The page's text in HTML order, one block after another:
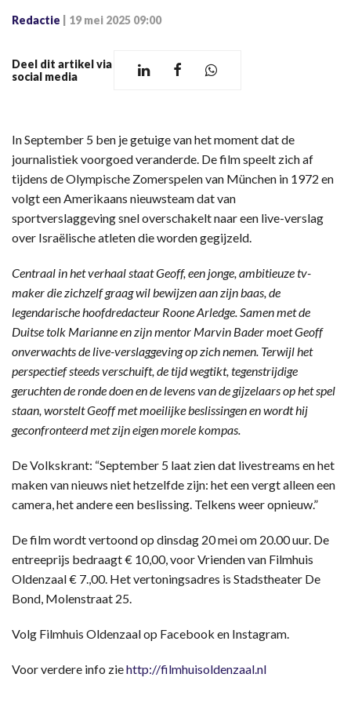
Redactie 19 mei 2025 09:00
Deel dit artikel via
social media
In September 5 ben je getuige van het moment dat de
journalistiek voorgoed veranderde. De film speelt zich af
tijdens de Olympische Zomerspelen van München in 1972 en
volgt een Amerikaans nieuwsteam dat van
sportverslaggeving snel overschakelt naar een live-verslag
over Israëlische atleten die worden gegijzeld.
Centraal in het verhaal staat Geoff, een jonge, ambitieuze tv-
maker die zichzelf graag wil bewijzen aan zijn baas, de
legendarische hoofdredacteur Roone Arledge. Samen met de
Duitse tolk Marianne en zijn mentor Marvin Bader moet Geoff
onverwachts de live-verslaggeving op zich nemen. Terwijl het
perspectief steeds verschuift, de tijd wegtikt, tegenstrijdige
geruchten de ronde doen en de levens van de gijzelaars op het spel
staan, worstelt Geoff met moeilijke beslissingen en wordt hij
geconfronteerd met zijn eigen morele kompas.
De Volkskrant: “September 5 laat zien dat livestreams en het
maken van nieuws niet hetzelfde zijn: het een vergt alleen een
camera, het andere een beslissing. Telkens weer opnieuw.”
De film wordt vertoond op dinsdag 20 mei om 20.00 uur. De
entreeprijs bedraagt € 10,00, voor Vrienden van Filmhuis
Oldenzaal € 7.,00. Het vertoningsadres is Stadstheater De
Bond, Molenstraat 25.
Volg Filmhuis Oldenzaal op Facebook en Instagram.
Voor verdere info ziehttp://filmhuisoldenzaal.nl